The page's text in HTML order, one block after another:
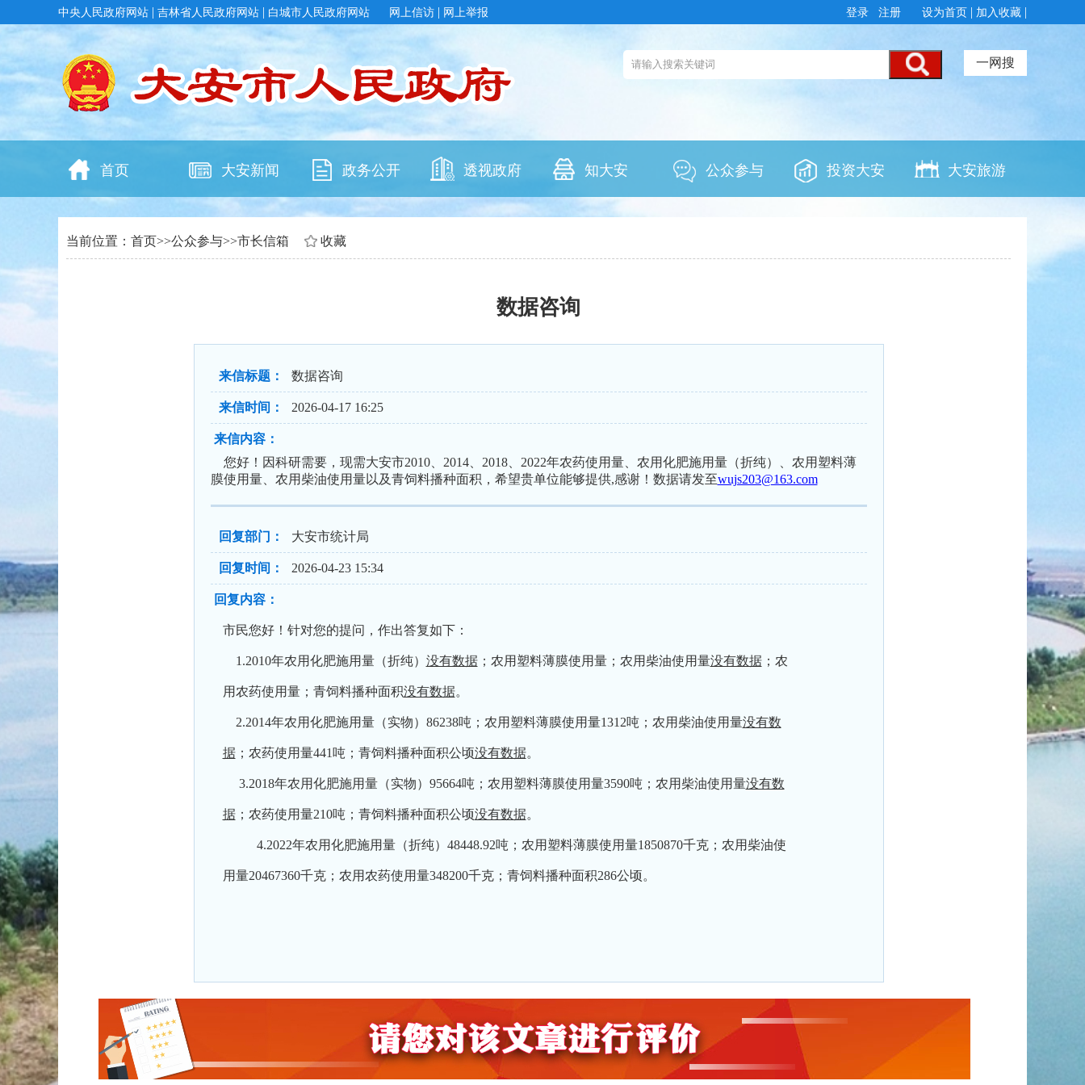
中央人民政府网站 | 吉林省人民政府网站 | 白城市人民政府网站 网上信访 | 网上举报 设为首页 | 加入收藏 |
登录 注册
一网搜
首页 大安新闻 政务公开 透视政府 知大安 公众参与 投资大安 大安旅游
当前位置： 首页>>公众参与>>市长信箱 收藏
数据咨询
来信标题： 数据咨询
来信时间： 2026-04-17 16:25
来信内容：
您好！因科研需要，现需大安市2010、2014、2018、2022年农药使用量、农用化肥施用量（折纯）、农用塑料薄
膜使用量、农用柴油使用量以及青饲料播种面积，希望贵单位能够提供,感谢！数据请发至wujs203@163.com
回复部门： 大安市统计局
回复时间： 2026-04-23 15:34
回复内容：
市民您好！针对您的提问，作出答复如下：
1.2010年农用化肥施用量（折纯） 没有数据；农用塑料薄膜使用量；农用柴油使用量没有数据；农
用农药使用量；青饲料播种面积没有数据。
2.2014年农用化肥施用量（实物）86238吨；农用塑料薄膜使用量1312吨；农用柴油使用量没有数
据；农药使用量441吨；青饲料播种面积公顷没有数据。
3.2018年农用化肥施用量（实物）95664吨；农用塑料薄膜使用量3590吨；农用柴油使用量没有数
据；农药使用量210吨；青饲料播种面积公顷没有数据。
4.2022年农用化肥施用量（折纯）48448.92吨；农用塑料薄膜使用量1850870千克；农用柴油使
用量20467360千克；农用农药使用量348200千克；青饲料播种面积286公顷。